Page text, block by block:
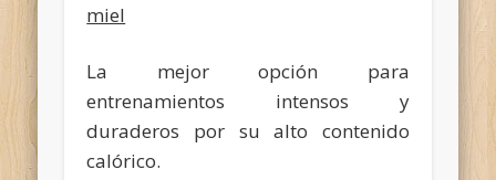
miel
La mejor opción para
entrenamientos intensos y
duraderos por su alto contenido
calórico.